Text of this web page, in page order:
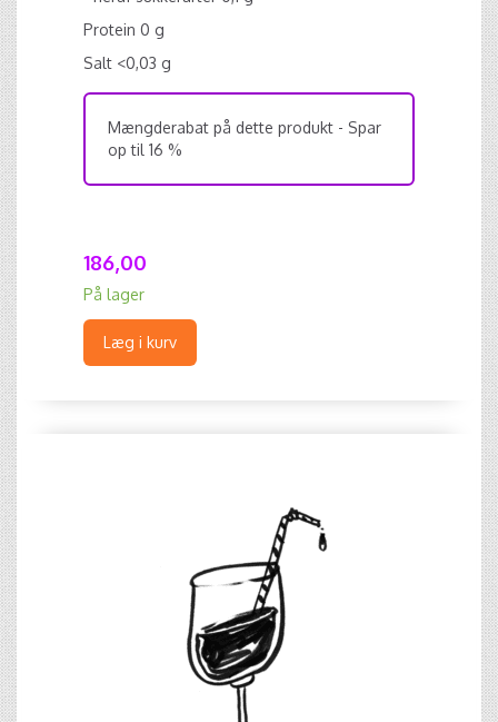
Protein 0 g
Salt <0,03 g
Mængderabat på dette produkt - Spar
op til 16 %
186,00
På lager
Læg i kurv